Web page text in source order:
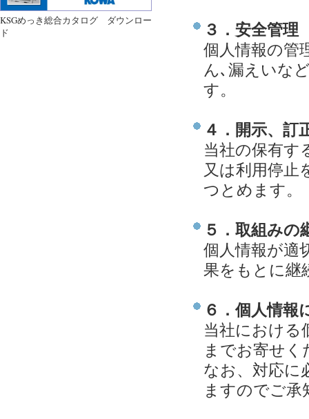
KSGめっき総合カタログ ダウンロー
ド
３．安全管理
個人情報の管
ん､漏えいな
す。
４．開示、訂
当社の保有す
又は利用停止
つとめます。
５．取組みの
個人情報が適
果をもとに継
６．個人情報
当社における
までお寄せく
なお、対応に
ますのでご